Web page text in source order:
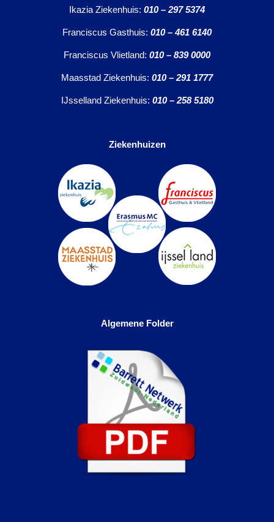
Ikazia Ziekenhuis: 010 – 297 5374
Franciscus Gasthuis: 010 – 461 6140
Franciscus Vlietland: 010 – 839 0000
Maasstad Ziekenhuis: 010 – 291 1777
IJsselland Ziekenhuis: 010 – 258 5180
Ziekenhuizen
Algemene Folder